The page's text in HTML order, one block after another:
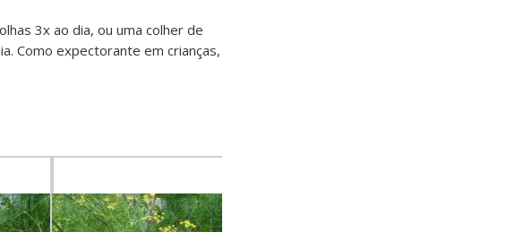
3x ao dia, ou uma colher de
Como expectorante em crianças,